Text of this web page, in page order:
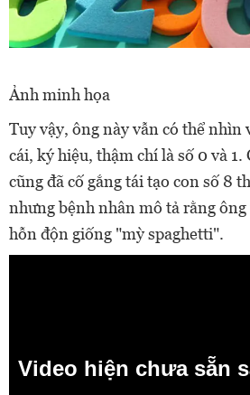
Ảnh minh họa
Tuy vậy, ông này vẫn có thể nhìn
cái, ký hiệu, thậm chí là số 0 và 1.
cũng đã cố gắng tái tạo con số 8
nhưng bệnh nhân mô tả rằng
hỗn độn giống "mỳ spaghetti".
Video hiện chưa sẵn